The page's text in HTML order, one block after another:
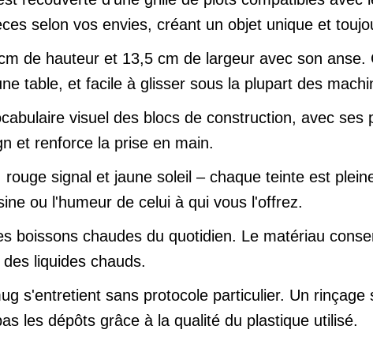
selon vos envies, créant un objet unique et
de hauteur et 13,5 cm de largeur avec son anse.
table, et facile à glisser sous la plupart des
visuel des blocs de construction, avec ses
et renforce la prise en main.
signal et jaune soleil – chaque teinte est
ou l'humeur de celui à qui vous l'offrez.
boissons chaudes du quotidien. Le matériau
liquides chauds.
s'entretient sans protocole particulier. Un
les dépôts grâce à la qualité du plastique utilisé.